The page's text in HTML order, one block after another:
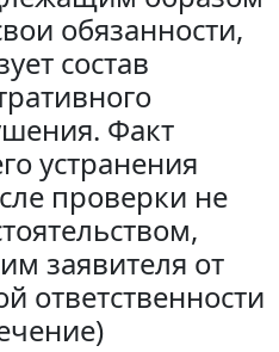
обязанности,
состав
Факт
устранения
проверки не
заявителя от
ответственности